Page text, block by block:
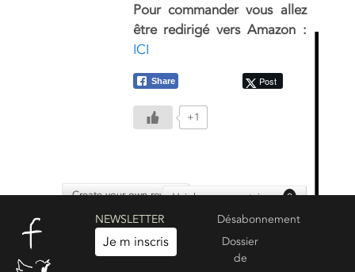
Pour commander vous allez
être redirigé vers Amazon :
ICI
Share Post
+1
Create your own reviewVoir les commentaires : 0
NEWSLETTER
Je m inscris
Désabonnement
Dossier
de